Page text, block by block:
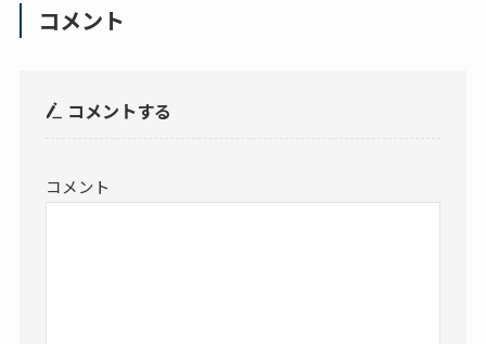
コメント
コメントする
コメント